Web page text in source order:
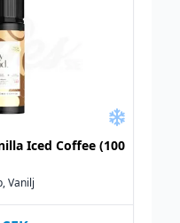
Iced Coffee (100
Vanilj